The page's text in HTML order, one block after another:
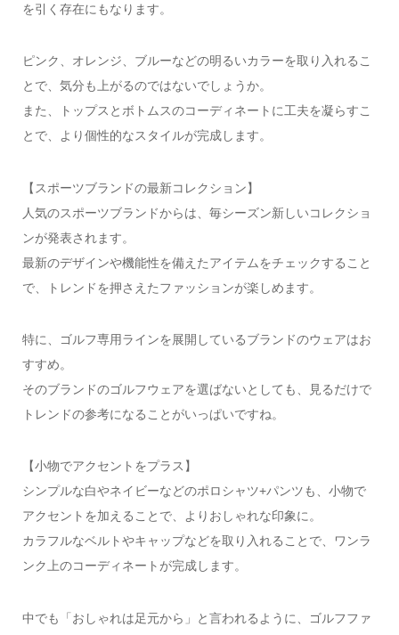
を引く存在にもなります。
ピンク、オレンジ、ブルーなどの明るいカラーを取り入れるこ
とで、気分も上がるのではないでしょうか。
また、トップスとボトムスのコーディネートに工夫を凝らすこ
とで、より個性的なスタイルが完成します。
【スポーツブランドの最新コレクション】
人気のスポーツブランドからは、毎シーズン新しいコレクショ
ンが発表されます。
最新のデザインや機能性を備えたアイテムをチェックすること
で、トレンドを押さえたファッションが楽しめます。
特に、ゴルフ専用ラインを展開しているブランドのウェアはお
すすめ。
そのブランドのゴルフウェアを選ばないとしても、見るだけで
トレンドの参考になることがいっぱいですね。
【小物でアクセントをプラス】
シンプルな白やネイビーなどのポロシャツ+パンツも、小物で
アクセントを加えることで、よりおしゃれな印象に。
カラフルなベルトやキャップなどを取り入れることで、ワンラ
ンク上のコーディネートが完成します。
中でも「おしゃれは足元から」と言われるように、ゴルフファ